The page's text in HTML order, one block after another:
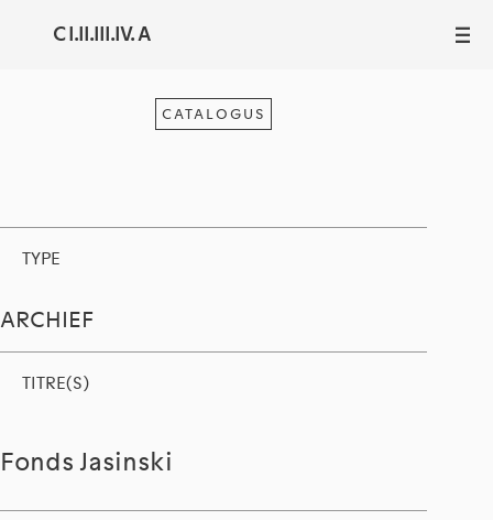
C I.II.III.IV. A III
CATALOGUS
TYPE
ARCHIEF
TITRE(S)
Fonds Jasinski